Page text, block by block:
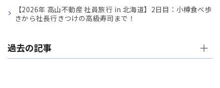
【2026年 高山不動産 社員旅行 in 北海道】2日目：小樽食べ歩
きから社長行きつけの高級寿司まで！
過去の記事